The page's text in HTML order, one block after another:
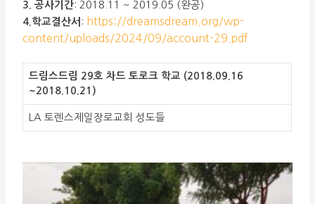
3. 공사기간: 2018.11 ~ 2019.05 (완공)
4.학교결산서 : https://dreamsdream.org/wp-
content/uploads/2024/09/account-29.pdf
드림스드림 29호 차드 토로크 학교 (2018.09.16
~2018.10.21)
LA 토렌스제일장로교회 성도들